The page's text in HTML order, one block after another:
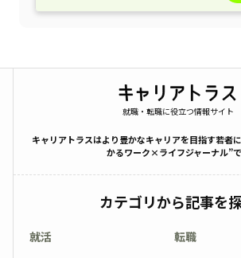
就職・転職に役立つ情報サイト
キャリアトラスはより豊かなキャリアを目指す若者
かるワーク×ライフジャーナル”
カテゴリから記事を
就活 転職